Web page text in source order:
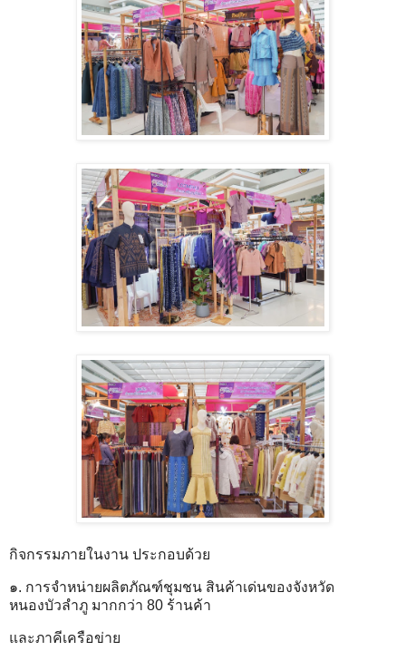
กิจกรรมภายในงาน ประกอบด้วย
๑. การจำหน่ายผลิตภัณฑ์ชุมชน สินค้าเด่นของจังหวัด
หนองบัวลำภู มากกว่า 80 ร้านค้า
และภาคีเครือข่าย